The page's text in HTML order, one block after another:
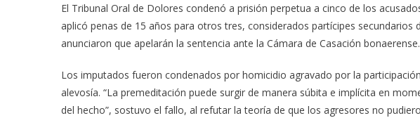
El Tribunal Oral de Dolores condenó a prisión perpetua a cinco de los
aplicó penas de 15 años para otros tres, considerados partícipes secundarios
anunciaron que apelarán la sentencia ante la Cámara de Casación bonaerense.
Los imputados fueron condenados por homicidio agravado por la
alevosía. “La premeditación puede surgir de manera súbita e implícita en
del hecho”, sostuvo el fallo, al refutar la teoría de que los agresores no